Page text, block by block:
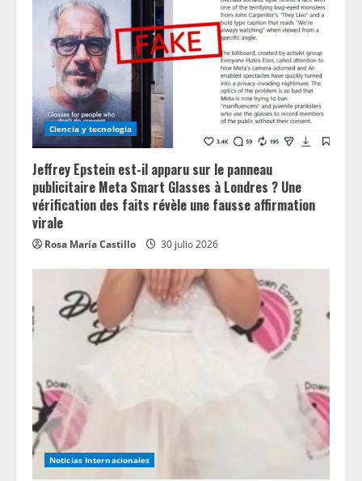
Ciencia y tecnologia
Jeffrey Epstein est-il apparu sur le panneau
publicitaire Meta Smart Glasses à Londres ? Une
vérification des faits révèle une fausse affirmation
virale
Rosa María Castillo 30 julio 2026
Noticias Internacionales